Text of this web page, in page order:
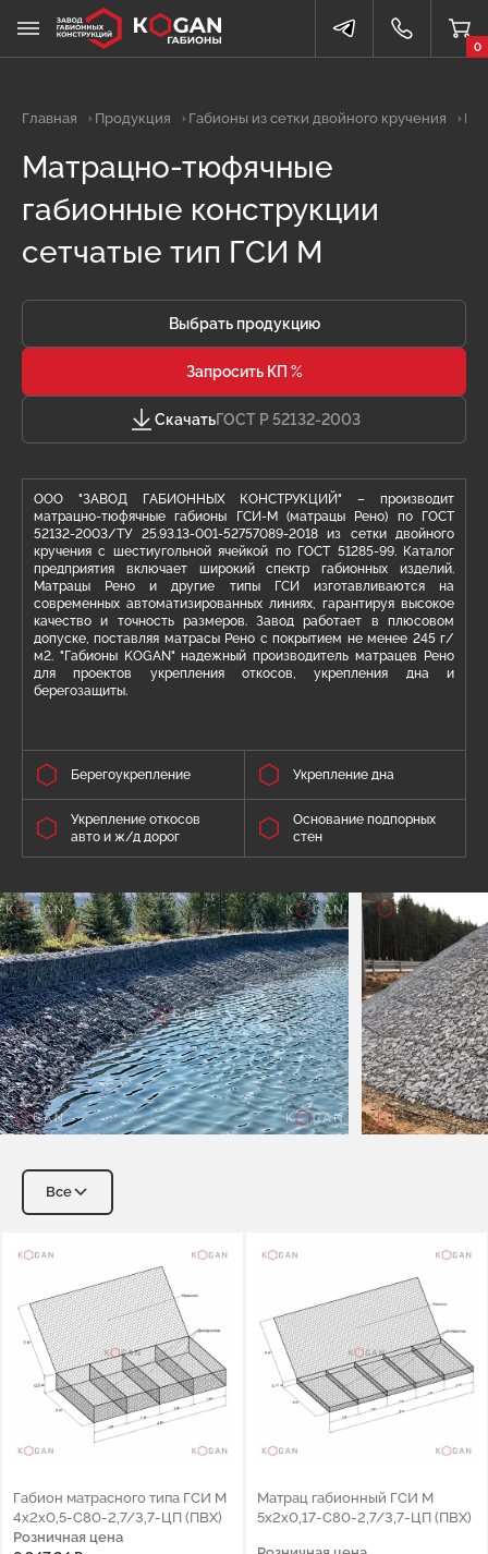
0
Главная Продукция Габионы из сетки двойного кручения
Матрацно-тюфячные
габионные конструкции
сетчатые тип ГСИ М
Выбрать продукцию
Запросить КП %
СкачатьГОСТ Р 52132-2003
ООО "ЗАВОД ГАБИОННЫХ КОНСТРУКЦИЙ" – производит
матрацно-тюфячные габионы ГСИ-М (матрацы Рено) по ГОСТ
52132-2003/ТУ 25.93.13-001-52757089-2018 из сетки двойного
кручения с шестиугольной ячейкой по ГОСТ 51285-99. Каталог
предприятия включает широкий спектр габионных изделий.
Матрацы Рено и другие типы ГСИ изготавливаются на
современных автоматизированных линиях, гарантируя высокое
качество и точность размеров. Завод работает в плюсовом
допуске, поставляя матрасы Рено с покрытием не менее 245 г/
м2. "Габионы KOGAN" надежный производитель матрацев Рено
для проектов укрепления откосов, укрепления дна и
берегозащиты.
Берегоукрепление Укрепление дна
Укрепление откосов
авто и ж/д дорог
Основание подпорных
стен
Все
Габион матрасного типа ГСИ М
4х2х0,5-С80-2,7/3,7-ЦП (ПВХ)
Розничная цена
Матрац габионный ГСИ М
5х2х0,17-С80-2,7/3,7-ЦП (ПВХ)